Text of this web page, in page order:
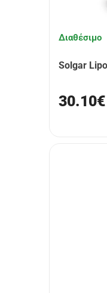
Διαθέσιμο
Solgar
30.10€